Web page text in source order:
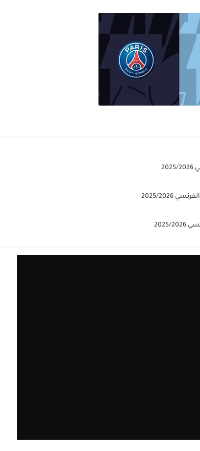
2026